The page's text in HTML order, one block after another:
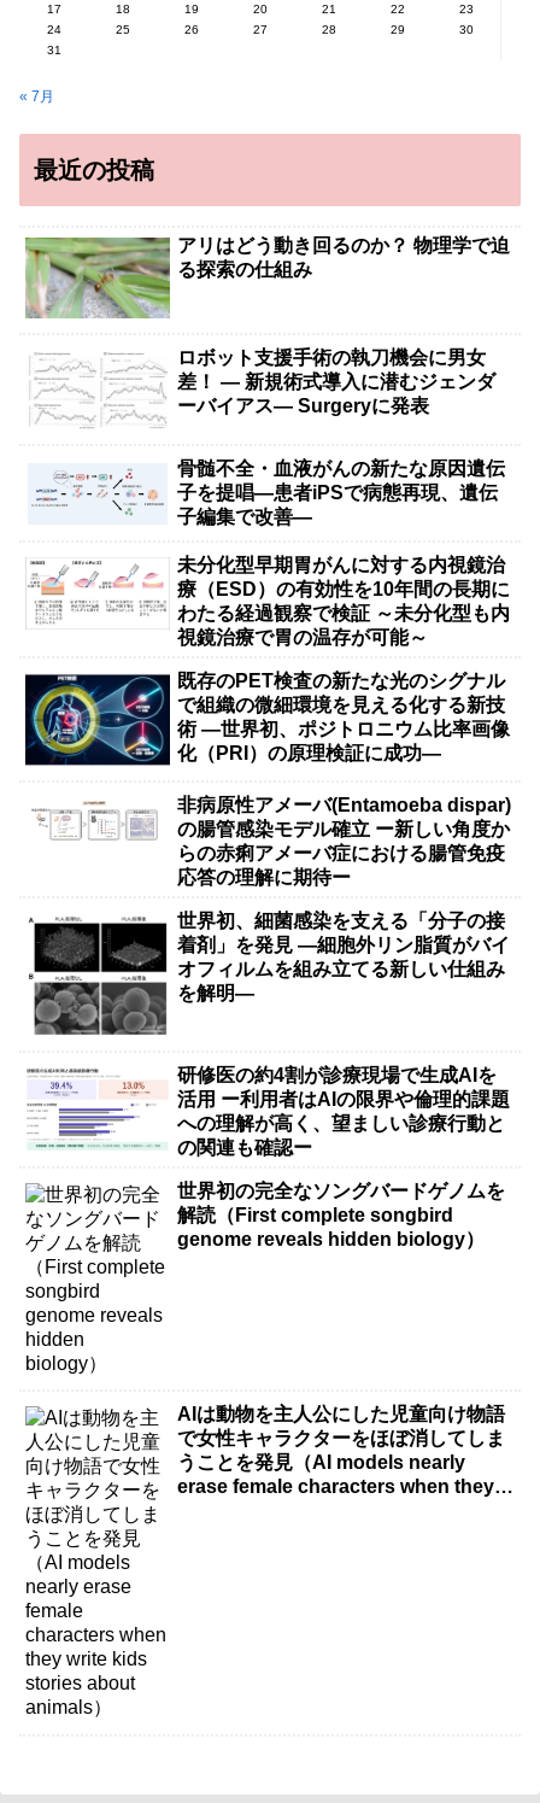
17
18 19 20 21 22
23
24
25 26 27 28 29
30
31
« 7月
最近の投稿
アリはどう動き回るのか？ 物理学で迫
る探索の仕組み
ロボット支援手術の執刀機会に男女
差！ — 新規術式導入に潜むジェンダ
ーバイアス— Surgeryに発表
骨髄不全・血液がんの新たな原因遺伝
子を提唱―患者iPSで病態再現、遺伝
子編集で改善―
未分化型早期胃がんに対する内視鏡治
療（ESD）の有効性を10年間の長期に
わたる経過観察で検証 ～未分化型も内
視鏡治療で胃の温存が可能～
既存のPET検査の新たな光のシグナル
で組織の微細環境を見える化する新技
術 ―世界初、ポジトロニウム比率画像
化（PRI）の原理検証に成功―
非病原性アメーバ(Entamoeba dispar)
の腸管感染モデル確立 ー新しい角度か
らの赤痢アメーバ症における腸管免疫
応答の理解に期待ー
世界初、細菌感染を支える「分子の接
着剤」を発見 ―細胞外リン脂質がバイ
オフィルムを組み立てる新しい仕組み
を解明―
研修医の約4割が診療現場で生成AIを
活用 ー利用者はAIの限界や倫理的課題
への理解が高く、望ましい診療行動と
の関連も確認ー
世界初の完全なソングバードゲノムを
解読（First complete songbird
genome reveals hidden biology）
AIは動物を主人公にした児童向け物語
で女性キャラクターをほぼ消してしま
うことを発見（AI models nearly
erase female characters when they